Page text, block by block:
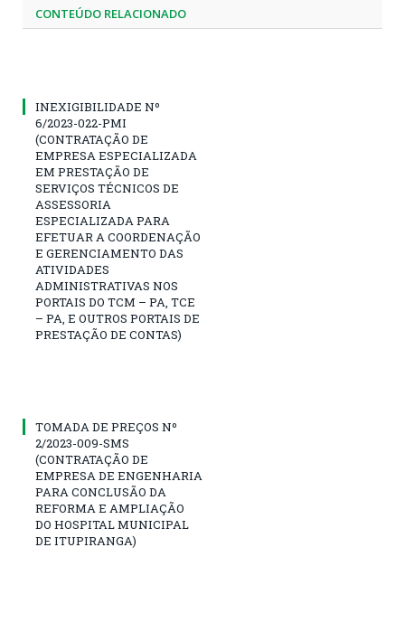
CONTEÚDO RELACIONADO
INEXIGIBILIDADE Nº
6/2023-022-PMI
(CONTRATAÇÃO DE
EMPRESA ESPECIALIZADA
EM PRESTAÇÃO DE
SERVIÇOS TÉCNICOS DE
ASSESSORIA
ESPECIALIZADA PARA
EFETUAR A COORDENAÇÃO
E GERENCIAMENTO DAS
ATIVIDADES
ADMINISTRATIVAS NOS
PORTAIS DO TCM – PA, TCE
– PA, E OUTROS PORTAIS DE
PRESTAÇÃO DE CONTAS)
TOMADA DE PREÇOS Nº
2/2023-009-SMS
(CONTRATAÇÃO DE
EMPRESA DE ENGENHARIA
PARA CONCLUSÃO DA
REFORMA E AMPLIAÇÃO
DO HOSPITAL MUNICIPAL
DE ITUPIRANGA)